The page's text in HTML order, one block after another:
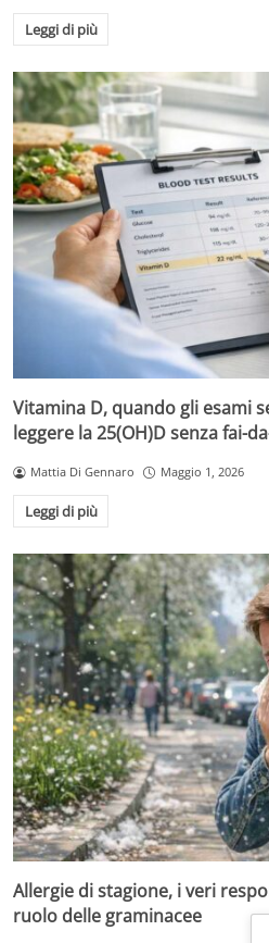
Leggi di più
Vitamina D, quando gli esami
leggere la 25(OH)D senza fai-
Mattia Di Gennaro Maggio 1, 2026
Leggi di più
Allergie di stagione, i veri
ruolo delle graminacee